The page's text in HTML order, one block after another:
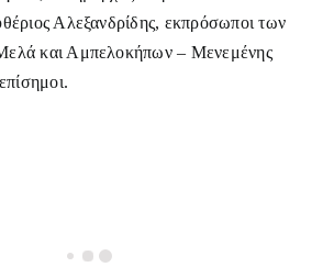
Αλεξανδρίδης, εκπρόσωποι των
και Αμπελοκήπων – Μενεμένης